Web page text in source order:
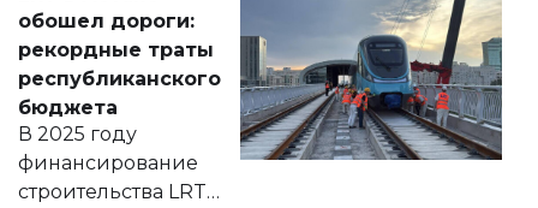
появился в базе
нормативных
правовых актов и
на сайте маслихат
города.
обошел дороги:
рекордные траты
республиканского
бюджета
В 2025 году
финансирование
строительства LRT